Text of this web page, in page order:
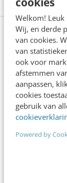
Welkom!
Wij, en derde
van cookies.
van
ook voor
afstemmen
aanpassen,
cookies
gebruik van
Powered by
Anderen
te veel
6 min